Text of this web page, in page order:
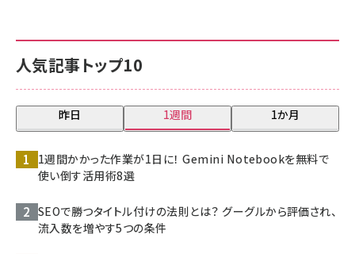
人気記事トップ10
昨日 1週間 1か月
1週間かかった作業が1日に！ Gemini Notebookを無料で
使い倒す活用術8選
SEOで勝つタイトル付けの法則とは？ グーグルから評価され、
流入数を増やす5つの条件